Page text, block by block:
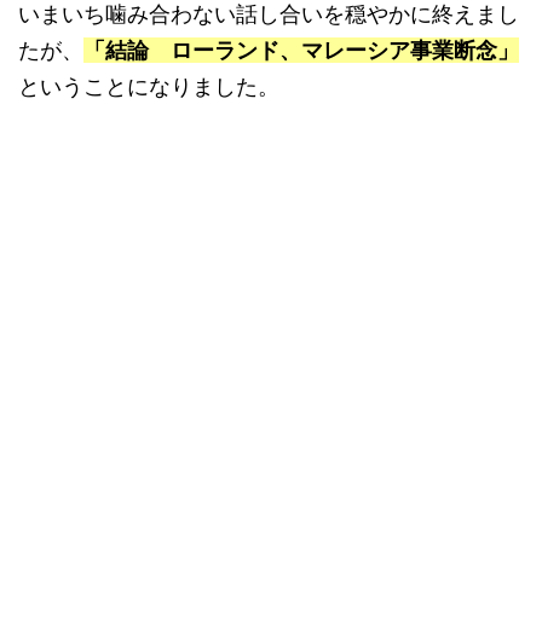
いまいち噛み合わない話し合いを穏やかに終えまし
たが、
「結論 ローランド、マレーシア事業断念」
ということになりました。